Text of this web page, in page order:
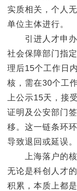
实质相关，个人
单位主体进行。
引进人才申办
社会保障部门指
理后15个工作日
核，需在30个工
上公示15天，接
证明及公安部门
移。这一链条环
导致退回或延误。
上海落户的核
无论是科创人才
积累，本质上都